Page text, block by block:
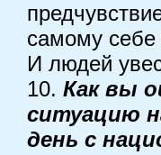
самому
И людей
10. Как вы
ситуацию
день с